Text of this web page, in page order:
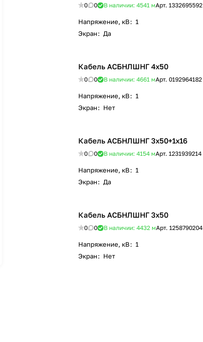
0 0 В наличии: 4541 мАрт. 1332695592
Напряжение, кВ: 1
Экран: Да
Кабель АСБНЛШНГ 4х50
0 0 В наличии: 4661 мАрт. 0192964182
Напряжение, кВ: 1
Экран: Нет
Кабель АСБНЛШНГ 3х50+1х16
0 0 В наличии: 4154 мАрт. 1231939214
Напряжение, кВ: 1
Экран: Да
Кабель АСБНЛШНГ 3х50
0 0 В наличии: 4432 мАрт. 1258790204
Напряжение, кВ: 1
Экран: Нет